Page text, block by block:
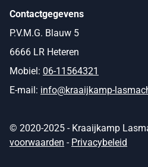
Contactgegevens
P.V.M.G. Blauw 5
6666 LR Heteren
Mobiel: 06-11564321
E-mail: info@kraaijkamp-
© 2020-2025 - Kraaijkamp
voorwaarden - Privacybeleid